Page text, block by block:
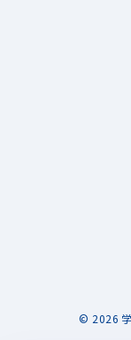
© 2026